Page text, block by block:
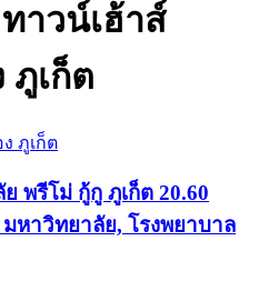
าวน์เฮ้าส์
ภูเก็ต
ภูเก็ต
พรีโม่ กู้กู ภูเก็ต 20.60
หาวิทยาลัย, โรงพยาบาล